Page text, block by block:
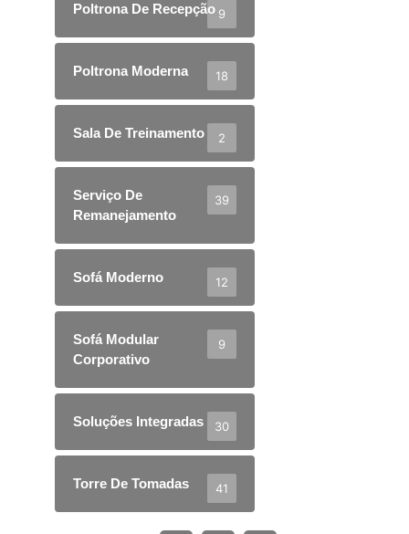
Poltrona De Recepção 9
Poltrona Moderna 18
Sala De Treinamento 2
Serviço De
Remanejamento
39
Sofá Moderno 12
Sofá Modular
Corporativo
9
Soluções Integradas 30
Torre De Tomadas 41